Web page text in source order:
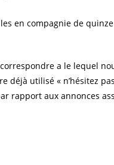
en compagnie de
a le lequel
utilisé « n’hésitez
rapport aux annonces